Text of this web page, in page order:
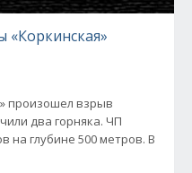
произошел взрыв
два горняка. ЧП
на глубине 500 метров. В